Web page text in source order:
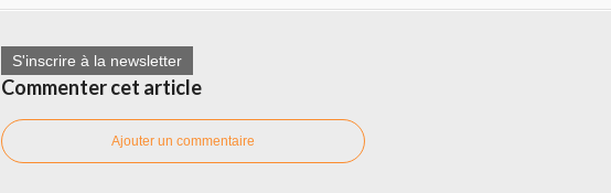
S'inscrire à la newsletter
Commenter cet article
Ajouter un commentaire